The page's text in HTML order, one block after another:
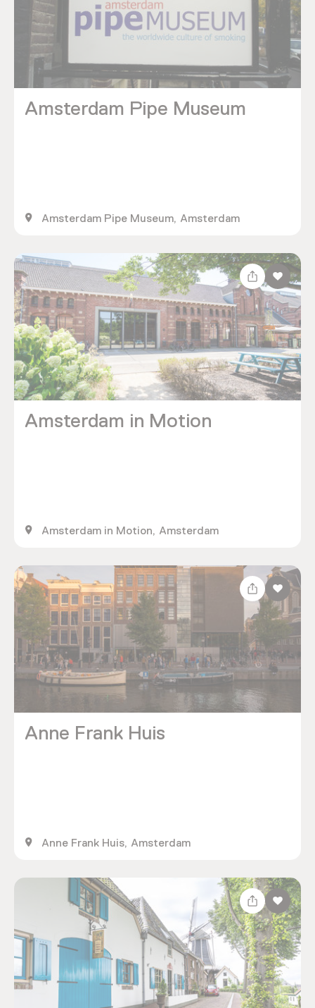
Amsterdam Pipe Museum
Amsterdam Pipe Museum, Amsterdam
Amsterdam in Motion
Amsterdam in Motion, Amsterdam
Anne Frank Huis
Anne Frank Huis, Amsterdam